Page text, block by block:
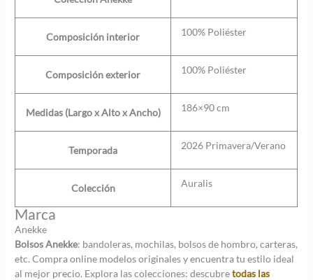
Composición interior 100% Poliéster
Composición exterior 100% Poliéster
Medidas (Largo x Alto x Ancho) 186×90 cm
Temporada 2026 Primavera/Verano
Colección Auralis
Marca
Anekke
Bolsos Anekke: bandoleras, mochilas, bolsos de hombro, carteras,
etc. Compra online modelos originales y encuentra tu estilo ideal
al mejor precio. Explora las colecciones: descubretodas las